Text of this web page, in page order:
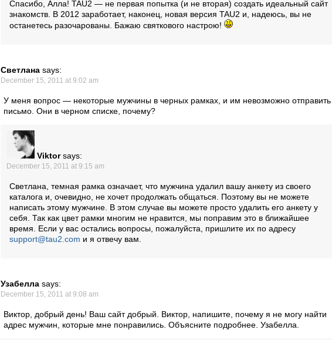
Спасибо, Алла! TAU2 — не первая попытка (и не вторая) создать идеальный сайт
знакомств. В 2012 заработает, наконец, новая версия TAU2 и, надеюсь, вы не
останетесь разочарованы. Бажаю святкового настрою!
Светлана says:
December 15, 2011 at 9:02 am
У меня вопрос — некоторые мужчины в черных рамках, и им невозможно отправить
письмо. Они в черном списке, почему?
Viktor says:
December 15, 2011 at 9:15 am
Светлана, темная рамка означает, что мужчина удалил вашу анкету из своего
каталога и, очевидно, не хочет продолжать общаться. Поэтому вы не можете
написать этому мужчине. В этом случае вы можете просто удалить его анкету у
себя. Так как цвет рамки многим не нравится, мы поправим это в ближайшее
время. Если у вас остались вопросы, пожалуйста, пришлите их по адресу
support@tau2.com и я отвечу вам.
Узабелла says:
December 15, 2011 at 9:08 am
Виктор, добрый день! Ваш сайт добрый. Виктор, напишите, почему я не могу найти
адрес мужчин, которые мне понравились. Объясните подробнее. Узабелла.